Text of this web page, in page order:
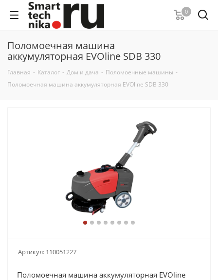
0
Поломоечная машина
аккумуляторная EVOline SDB 330
Главная - Каталог - Дом и дача - Поломоечные машины -
Поломоечная машина аккумуляторная EVOline SDB 330
Артикул: 110051227
Поломоечная машина аккумуляторная EVOline